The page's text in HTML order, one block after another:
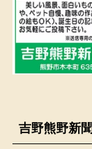
吉野熊野新